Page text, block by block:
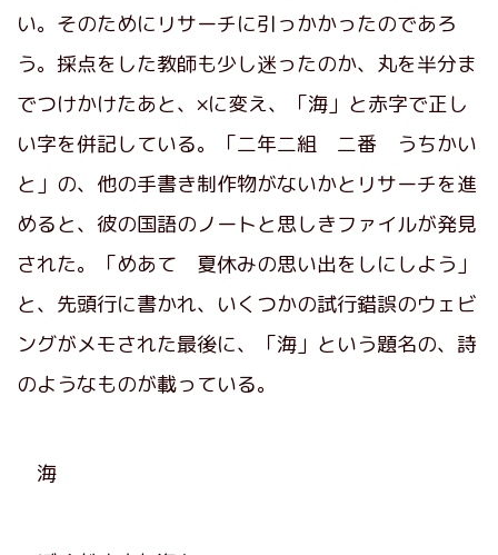
い。そのためにリサーチに引っかかったのであろ
う。採点をした教師も少し迷ったのか、丸を半分ま
でつけかけたあと、×に変え、「海」と赤字で正し
い字を併記している。「二年二組 二番 うちかい
と」の、他の手書き制作物がないかとリサーチを進
めると、彼の国語のノートと思しきファイルが発見
された。「めあて 夏休みの思い出をしにしよう」
と、先頭行に書かれ、いくつかの試行錯誤のウェビ
ングがメモされた最後に、「海」という題名の、詩
のようなものが載っている。
海